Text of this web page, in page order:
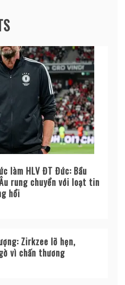
làm HLV ĐT Đức: Bầu
rung chuyển với loạt tin
hổi
Zirkzee lỡ hẹn,
vì chấn thương